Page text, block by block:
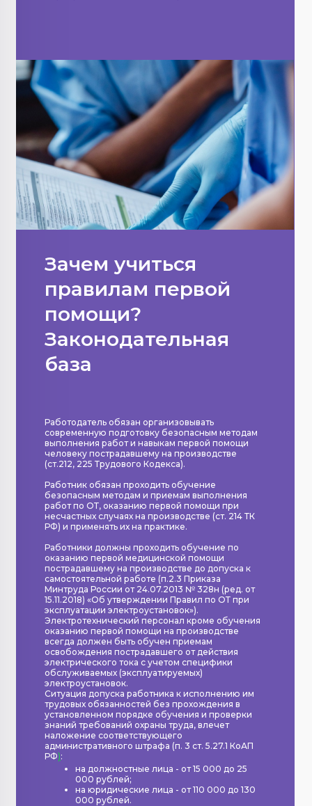
Зачем учиться
правилам первой
помощи?
Законодательная
база
Работодатель обязан организовывать
современную подготовку безопасным методам
выполнения работ и навыкам первой помощи
человеку пострадавшему на производстве
(ст.212, 225 Трудового Кодекса).
Работник обязан проходить обучение
безопасным методам и приемам выполнения
работ по ОТ, оказанию первой помощи при
несчастных случаях на производстве (ст. 214 ТК
РФ) и применять их на практике.
Работники должны проходить обучение по
оказанию первой медицинской помощи
пострадавшему на производстве до допуска к
самостоятельной работе (п.2.3 Приказа
Минтруда России от 24.07.2013 № 328н (ред. от
15.11.2018) «Об утверждении Правил по ОТ при
эксплуатации электроустановок»).
Электротехнический персонал кроме обучения
оказанию первой помощи на производстве
всегда должен быть обучен приемам
освобождения пострадавшего от действия
электрического тока с учетом специфики
обслуживаемых (эксплуатируемых)
электроустановок.
Ситуация допуска работника к исполнению им
трудовых обязанностей без прохождения в
установленном порядке обучения и проверки
знаний требований охраны труда, влечет
наложение соответствующего
административного штрафа (п. 3 ст. 5.27.1 КоАП
РФ):
на должностные лица - от 15 000 до 25
000 рублей;
на юридические лица - от 110 000 до 130
000 рублей.